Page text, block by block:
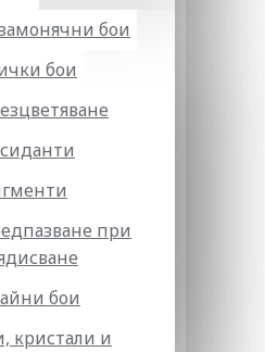
бои
бои
при
бои
кристали и